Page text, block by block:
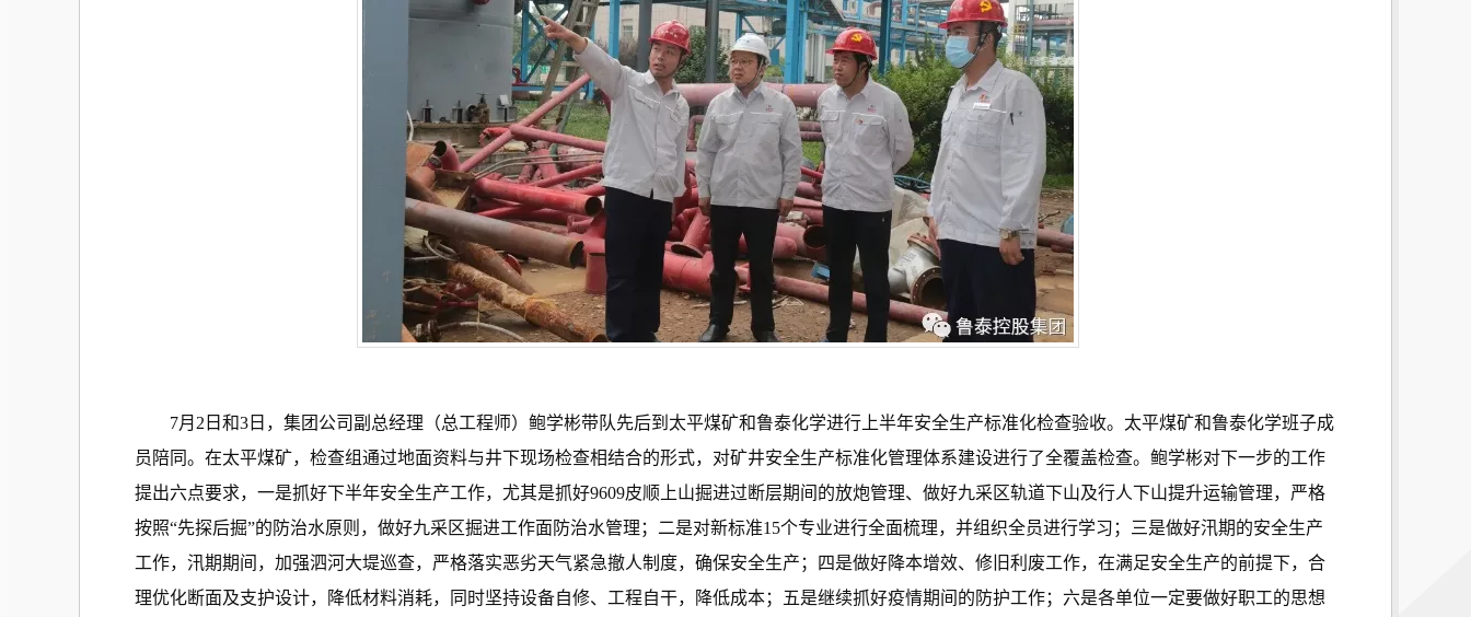
7月2日和3日，集团公司副总经理（总工程师）鲍学彬带队先后到太平煤矿和鲁泰化学进行上半年安全生产标准化检查验收。太平煤矿和鲁泰化学班子成
员陪同。在太平煤矿，检查组通过地面资料与井下现场检查相结合的形式，对矿井安全生产标准化管理体系建设进行了全覆盖检查。鲍学彬对下一步的工作
提出六点要求，一是抓好下半年安全生产工作，尤其是抓好9609皮顺上山掘进过断层期间的放炮管理、做好九采区轨道下山及行人下山提升运输管理，严格
按照“先探后掘”的防治水原则，做好九采区掘进工作面防治水管理；二是对新标准15个专业进行全面梳理，并组织全员进行学习；三是做好汛期的安全生产
工作，汛期期间，加强泗河大堤巡查，严格落实恶劣天气紧急撤人制度，确保安全生产；四是做好降本增效、修旧利废工作，在满足安全生产的前提下，合
理优化断面及支护设计，降低材料消耗，同时坚持设备自修、工程自干，降低成本；五是继续抓好疫情期间的防护工作；六是各单位一定要做好职工的思想